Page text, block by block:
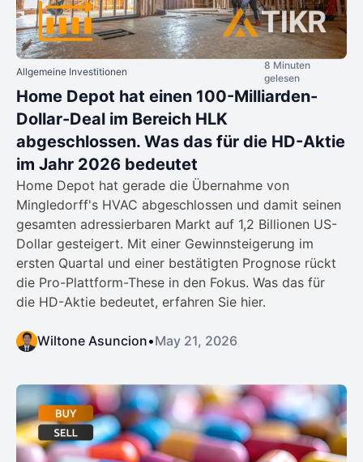
Allgemeine Investitionen
8 Minuten
gelesen
Home Depot hat einen 100-Milliarden-
Dollar-Deal im Bereich HLK
abgeschlossen. Was das für die HD-Aktie
im Jahr 2026 bedeutet
Home Depot hat gerade die Übernahme von
Mingledorff's HVAC abgeschlossen und damit seinen
gesamten adressierbaren Markt auf 1,2 Billionen US-
Dollar gesteigert. Mit einer Gewinnsteigerung im
ersten Quartal und einer bestätigten Prognose rückt
die Pro-Plattform-These in den Fokus. Was das für
die HD-Aktie bedeutet, erfahren Sie hier.
Wiltone Asuncion•May 21, 2026